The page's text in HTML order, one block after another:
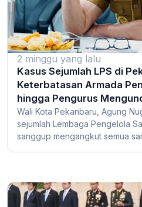
2 minggu yang lalu
Kasus Sejumlah LPS di
Keterbatasan Armada
hingga Pengurus
Wali Kota Pekanbaru, Agung
sejumlah Lembaga Pengelola
sanggup mengangkut semua